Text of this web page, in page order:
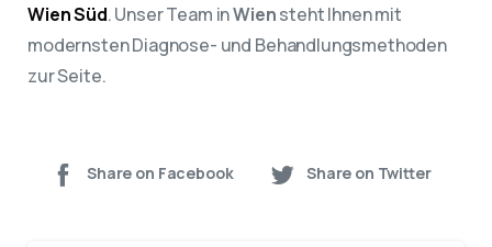
Wien Süd. Unser Team inWiensteht Ihnen mit
modernsten Diagnose- und Behandlungsmethoden
zur Seite.
Share on Facebook Share on Twitter